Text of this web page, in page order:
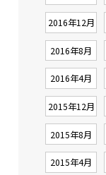
2016年12月
2016年8月
2016年4月
2015年12月
2015年8月
2015年4月